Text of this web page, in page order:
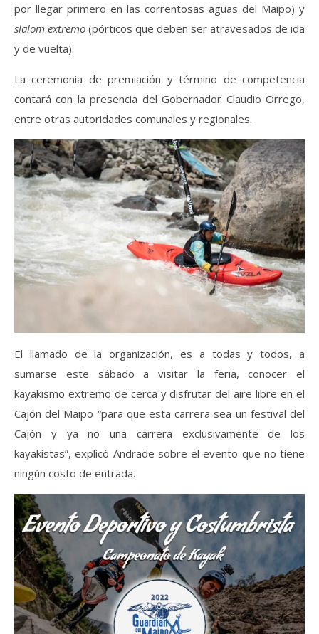
por llegar primero en las correntosas aguas del Maipo) y
slalom extremo (pórticos que deben ser atravesados de ida
y de vuelta).
La ceremonia de premiación y término de competencia
contará con la presencia del Gobernador Claudio Orrego,
entre otras autoridades comunales y regionales.
El llamado de la organización, es a todas y todos, a
sumarse este sábado a visitar la feria, conocer el
kayakismo extremo de cerca y disfrutar del aire libre en el
Cajón del Maipo “para que esta carrera sea un festival del
Cajón y ya no una carrera exclusivamente de los
kayakistas”, explicó Andrade sobre el evento que no tiene
ningún costo de entrada.